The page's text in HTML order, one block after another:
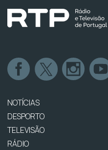
NOTÍCIAS
DESPORTO
TELEVISÃO
RÁDIO